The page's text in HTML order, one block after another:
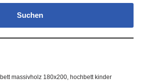
Suchen
bett massivholz 180x200, hochbett kinder